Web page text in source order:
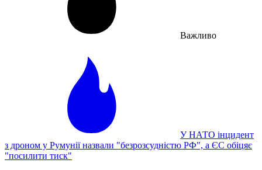
Важливо
У НАТО інцидент
з дроном у Румунії назвали "безрозсудністю РФ", а ЄС обіцяє
"посилити тиск"